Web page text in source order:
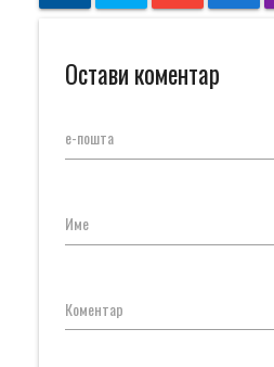
Остави коментар
е-пошта
Име
Коментар